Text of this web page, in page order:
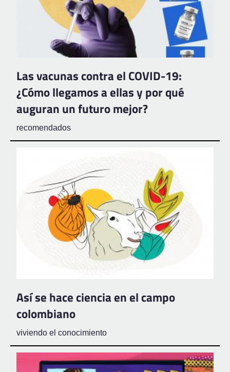
Las vacunas contra el COVID-19:
¿Cómo llegamos a ellas y por qué
auguran un futuro mejor?
recomendados
Así se hace ciencia en el campo
colombiano
viviendo el conocimiento